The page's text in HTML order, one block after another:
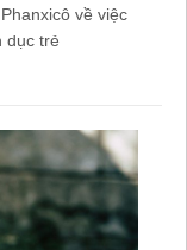
về việc
dục trẻ